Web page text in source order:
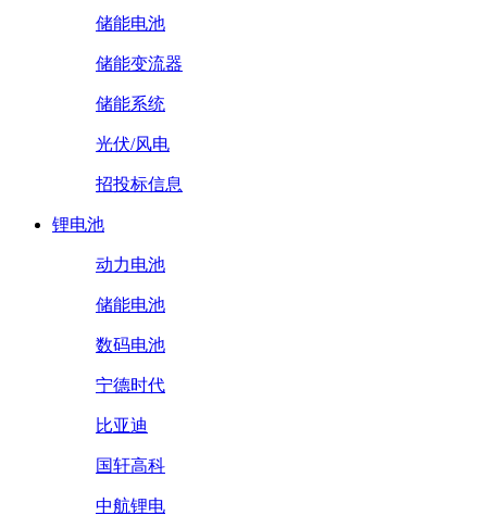
储能电池
储能变流器
储能系统
光伏/风电
招投标信息
锂电池
动力电池
储能电池
数码电池
宁德时代
比亚迪
国轩高科
中航锂电